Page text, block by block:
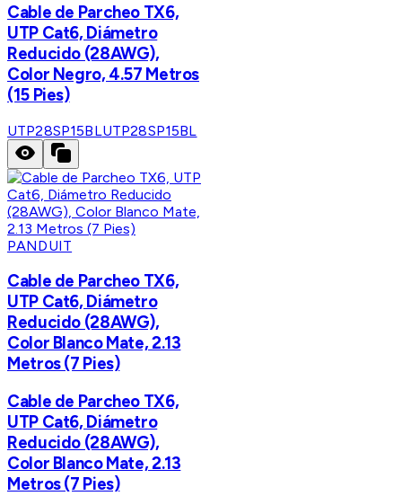
Cable de Parcheo TX6,
UTP Cat6, Diámetro
Reducido (28AWG),
Color Negro, 4.57 Metros
(15 Pies)
UTP28SP15BLUTP28SP15BL
PANDUIT
Cable de Parcheo TX6,
UTP Cat6, Diámetro
Reducido (28AWG),
Color Blanco Mate, 2.13
Metros (7 Pies)
Cable de Parcheo TX6,
UTP Cat6, Diámetro
Reducido (28AWG),
Color Blanco Mate, 2.13
Metros (7 Pies)